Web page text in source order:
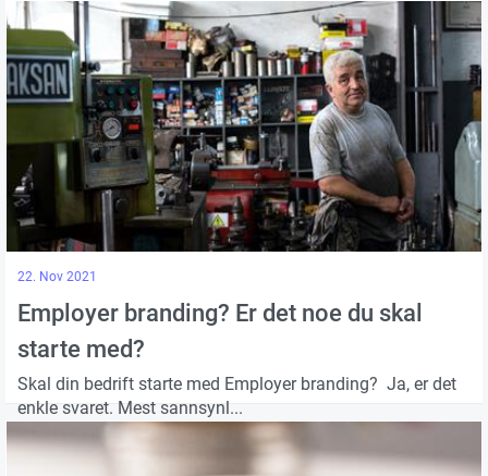
22. Nov 2021
Employer branding? Er det noe du skal
starte med?
Skal din bedrift starte med Employer branding? Ja, er det
enkle svaret. Mest sannsynl...